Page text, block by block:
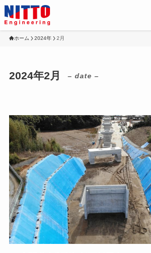
ホーム 2024年 2月
2024年2月 – date –